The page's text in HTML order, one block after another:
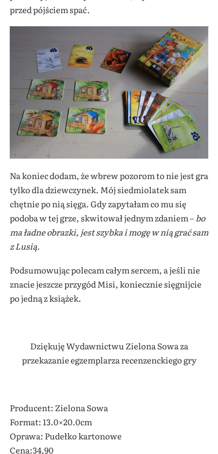
przed pójściem spać.
Na koniec dodam, że wbrew pozorom to nie jest gra
tylko dla dziewczynek. Mój siedmiolatek sam
chętnie po nią sięga. Gdy zapytałam co mu się
podoba w tej grze, skwitował jednym zdaniem – bo
ma ładne obrazki, jest szybka i mogę w nią grać sam
z Lusią.
Podsumowując polecam całym sercem, a jeśli nie
znacie jeszcze przygód Misi, koniecznie sięgnijcie
po jedną z książek.
Dziękuję Wydawnictwu Zielona Sowa za
przekazanie egzemplarza recenzenckiego gry
Producent: Zielona Sowa
Format: 13.0×20.0cm
Oprawa: Pudełko kartonowe
Cena:34,90